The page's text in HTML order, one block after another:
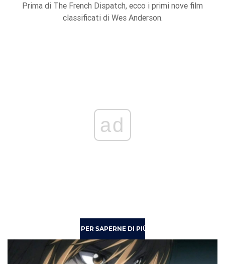
Prima di The French Dispatch, ecco i primi nove film
classificati di Wes Anderson.
ad
PER SAPERNE DI PIÙ